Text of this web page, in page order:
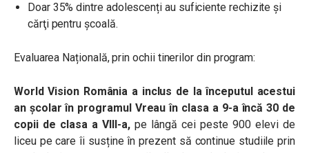
Doar 35% dintre adolescenți au suficiente rechizite și
cărţi pentru școală.
Evaluarea Națională, prin ochii tinerilor din program:
World Vision România a inclus de la începutul acestui
an școlar în programul Vreau în clasa a 9-a încă 30 de
copii de clasa a VIII-a,pe lângă cei peste 900 elevi de
liceu pe care îi susține în prezent să continue studiile prin